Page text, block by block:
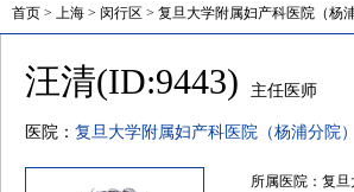
首页 > 上海 > 闵行区 > 复旦大学附属妇产科医院（杨浦
汪清(ID:9443) 主任医师
医院： 复旦大学附属妇产科医院（杨浦分院）
所属医院：复